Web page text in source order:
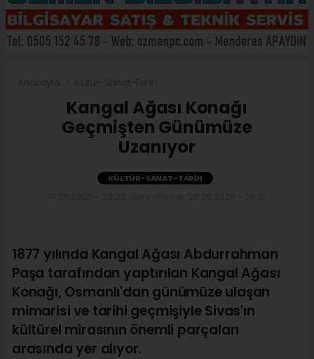
Kangal Ağası Konağı
Geçmişten Günümüze
Uzanıyor
KÜLTÜR-SANAT-TARIH
1877 yılında Kangal Ağası Abdurrahman
Paşa tarafından yaptırılan Kangal Ağası
Konağı, Osmanlı'dan günümüze ulaşan
mimarisi ve tarihi geçmişiyle Sivas'ın
kültürel mirasının önemli parçaları
arasında yer alıyor.